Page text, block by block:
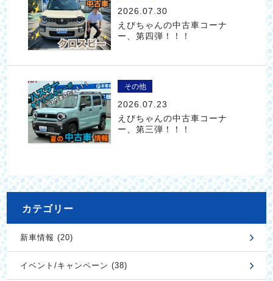
2026.07.30
えびちゃんの中古車コーナ
ー、第四弾！！！
その他
2026.07.23
えびちゃんの中古車コーナ
ー、第三弾！！！
カテゴリー
新車情報 (20)
イベント/キャンペーン (38)